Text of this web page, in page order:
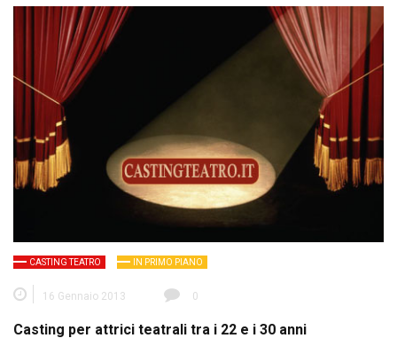
CASTING TEATRO IN PRIMO PIANO
16 Gennaio 2013 0
Casting per attrici teatrali tra i 22 e i 30 anni